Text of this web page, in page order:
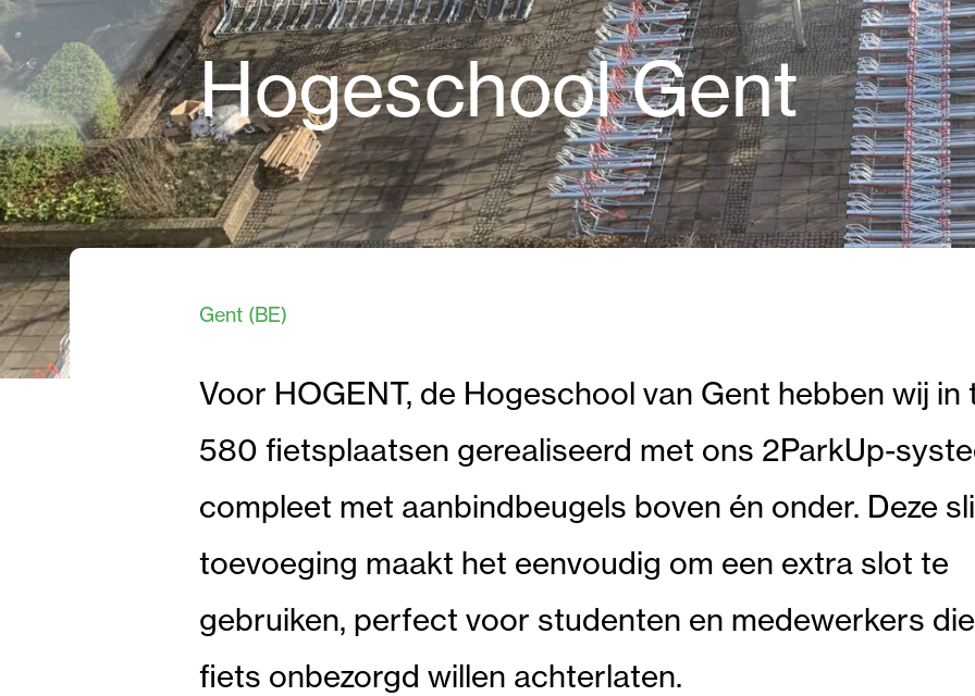
Hogeschool Gent
Gent (BE)
Voor HOGENT, de Hogeschool van Gent hebben wij in
580 fietsplaatsen gerealiseerd met ons 2ParkUp-
compleet met aanbindbeugels boven én onder. Deze
toevoeging maakt het eenvoudig om een extra slot te
gebruiken, perfect voor studenten en medewerkers
fiets onbezorgd willen achterlaten.